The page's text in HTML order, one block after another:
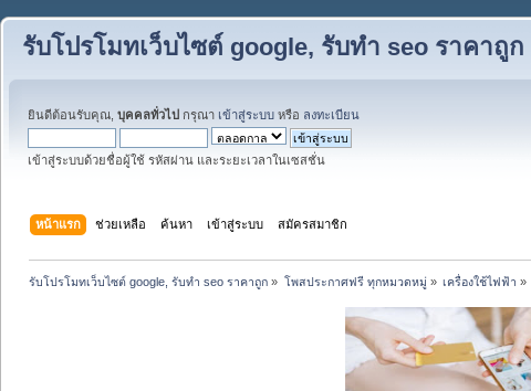
รับโปรโมทเว็บไซต์ google, รับทำ seo ราคาถูก
ยินดีต้อนรับคุณ, บุคคลทั่วไป กรุณา เข้าสู่ระบบ หรือ ลงทะเบียน
เข้าสู่ระบบด้วยชื่อผู้ใช้ รหัสผ่าน และระยะเวลาในเซสชั่น
หน้าแรก ช่วยเหลือ ค้นหา เข้าสู่ระบบ สมัครสมาชิก
รับโปรโมทเว็บไซต์ google, รับทำ seo ราคาถูก » โพสประกาศฟรี ทุกหมวดหมู่» เครื่องใช้ไฟฟ้า »